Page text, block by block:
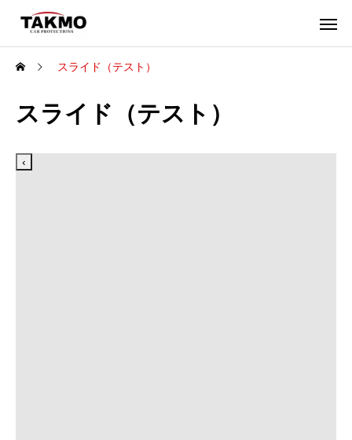
スライド（テスト）
スライド（テスト）
‹